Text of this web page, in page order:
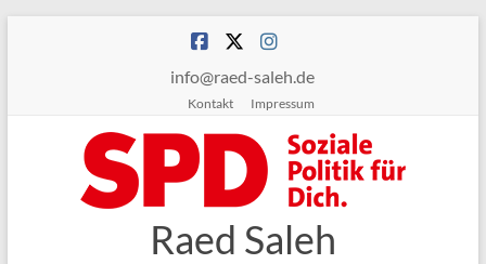
info@raed-saleh.de
Kontakt Impressum
Raed Saleh